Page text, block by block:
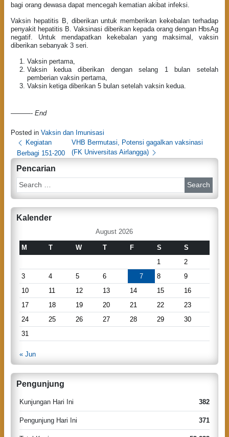
bagi orang dewasa dapat mencegah kematian akibat infeksi.
Vaksin hepatitis B, diberikan untuk memberikan kekebalan terhadap
penyakit hepatitis B. Vaksinasi diberikan kepada orang dengan HbsAg
negatif. Untuk mendapatkan kekebalan yang maksimal, vaksin
diberikan sebanyak 3 seri.
Vaksin pertama,
Vaksin kedua diberikan dengan selang 1 bulan setelah
pemberian vaksin pertama,
Vaksin ketiga diberikan 5 bulan setelah vaksin kedua.
———- End
Posted in Vaksin dan Imunisasi
P
o
s
n
a
g
a
o
n
Kegiatan
Berbagi 151-200
VHB Bermutasi, Potensi gagalkan vaksinasi
(FK Universitas Airlangga)
Pencarian
S
e
a
cKalender
August 2026
M T W T F S
S
1
2
3
4 5 6 7 8
9
10
11 12 13 14 15
16
17
18 19 20 21 22
23
24
25 26 27 28 29
30
31
« Jun
Pengunjung
Kunjungan Hari Ini 382
Pengunjung Hari Ini 371